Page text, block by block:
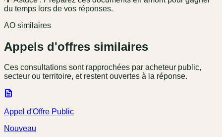
du temps lors de vos réponses.
AO similaires
Appels d'offres similaires
Ces consultations sont rapprochées par acheteur public,
secteur ou territoire, et restent ouvertes à la réponse.
Appel d'Offre Public
Nouveau